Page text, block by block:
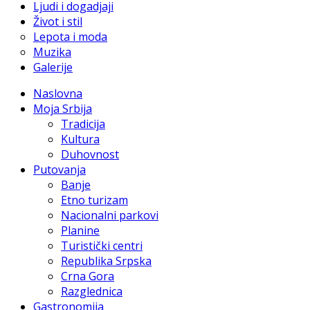
Ljudi i dogadjaji
Život i stil
Lepota i moda
Muzika
Galerije
Naslovna
Moja Srbija
Tradicija
Kultura
Duhovnost
Putovanja
Banje
Etno turizam
Nacionalni parkovi
Planine
Turistički centri
Republika Srpska
Crna Gora
Razglednica
Gastronomija